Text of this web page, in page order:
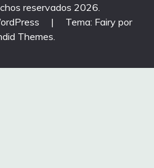
reservados 2026.
|
Tema: Fairy por
Themes